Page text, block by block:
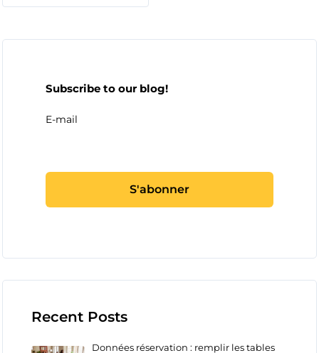
Subscribe to our blog!
E-mail
Recent Posts
Données réservation : remplir les tables